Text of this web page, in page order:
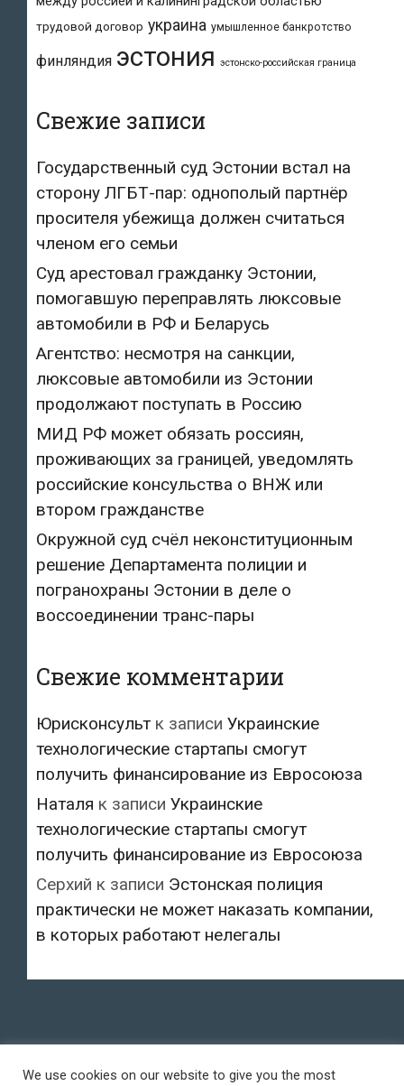
трудовой договор украина умышленное банкротство
финляндия эстония эстонско-российская граница
Свежие записи
Государственный суд Эстонии встал на
сторону ЛГБТ-пар: однополый партнёр
просителя убежища должен считаться
членом его семьи
Суд арестовал гражданку Эстонии,
помогавшую переправлять люксовые
автомобили в РФ и Беларусь
Агентство: несмотря на санкции,
люксовые автомобили из Эстонии
продолжают поступать в Россию
МИД РФ может обязать россиян,
проживающих за границей, уведомлять
российские консульства о ВНЖ или
втором гражданстве
Окружной суд счёл неконституционным
решение Департамента полиции и
погранохраны Эстонии в деле о
воссоединении транс-пары
Свежие комментарии
Юрисконсульт к записи Украинские
технологические стартапы смогут
получить финансирование из Евросоюза
Наталя к записи Украинские
технологические стартапы смогут
получить финансирование из Евросоюза
Серхий к записи Эстонская полиция
практически не может наказать компании,
в которых работают нелегалы
We use cookies on our website to give you the most